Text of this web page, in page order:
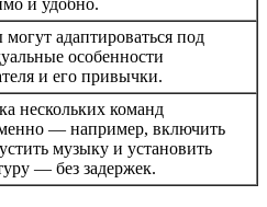
и удобно.
адаптироваться под
особенности
и его привычки.
нескольких команд
— например, включить
музыку и установить
— без задержек.